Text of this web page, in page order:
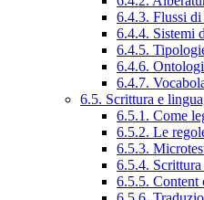
6.4.3. Flussi
6.4.4. Sistemi
6.4.5.
6.4.6.
6.4.7.
6.5. Scrittura e
6.5.1. Come
6.5.2. Le
6.5.3.
6.5.4.
6.5.5. Content